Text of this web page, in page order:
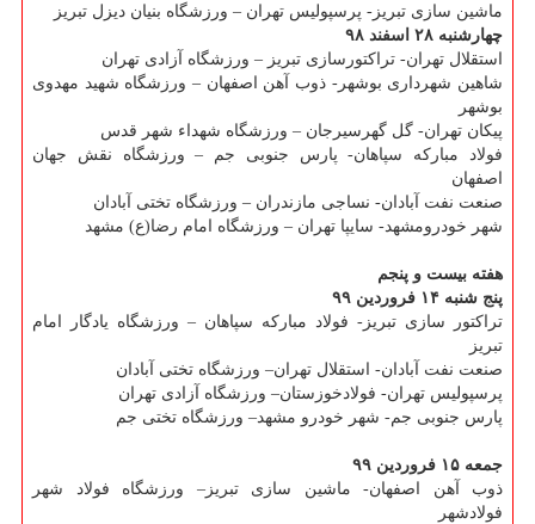
ماشین سازی تبریز- پرسپولیس تهران – ورزشگاه بنیان دیزل تبریز
چهارشنبه ۲۸ اسفند ۹۸
استقلال تهران- تراكتورسازی تبریز – ورزشگاه آزادی تهران
شاهین شهرداری بوشهر- ذوب آهن اصفهان – ورزشگاه شهید مهدوی
بوشهر
پیكان تهران- گل گهرسیرجان – ورزشگاه شهداء شهر قدس
فولاد مباركه سپاهان- پارس جنوبی جم – ورزشگاه نقش جهان
اصفهان
صنعت نفت آبادان- نساجی مازندران – ورزشگاه تختی آبادان
شهر خودرومشهد- سایپا تهران – ورزشگاه امام رضا(ع) مشهد
هفته بیست و پنجم
پنج شنبه ۱۴ فروردین ۹۹
تراكتور سازی تبریز- فولاد مباركه سپاهان – ورزشگاه یادگار امام
تبریز
صنعت نفت آبادان- استقلال تهران– ورزشگاه تختی آبادان
پرسپولیس تهران- فولادخوزستان– ورزشگاه آزادی تهران
پارس جنوبی جم- شهر خودرو مشهد– ورزشگاه تختی جم
جمعه ۱۵ فروردین ۹۹
ذوب آهن اصفهان- ماشین سازی تبریز– ورزشگاه فولاد شهر
فولادشهر